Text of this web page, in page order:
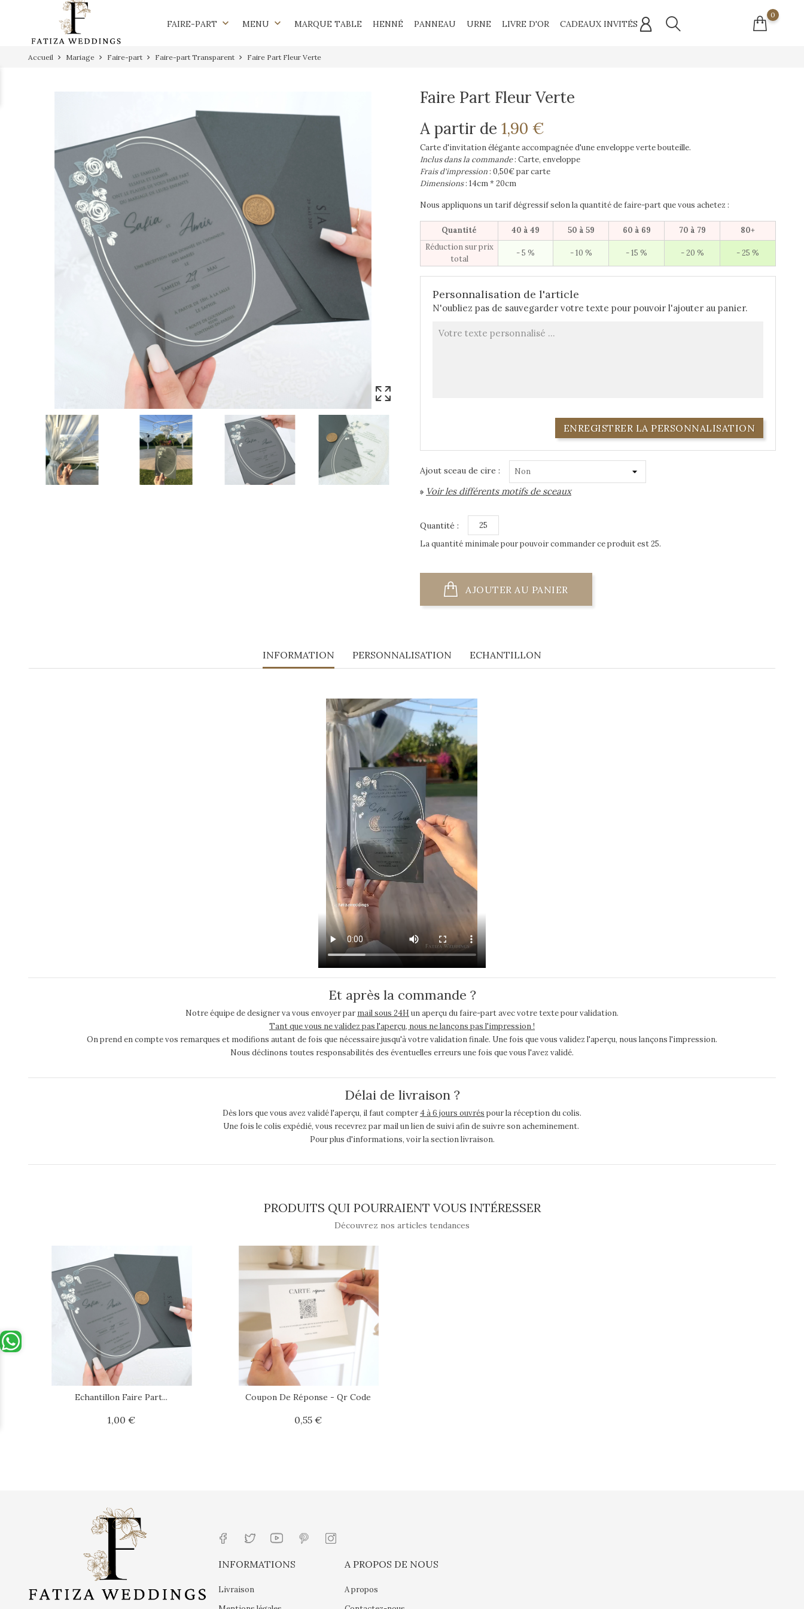
FAIRE-PART keyboard_arrow_down MENU keyboard_arrow_down MARQUE TABLE HENNÉ PANNEAU URNE LIVRE D'OR CADEAUX INVITÉS
0
Accueil Mariage Faire-part Faire-part Transparent Faire Part Fleur Verte
Faire Part Fleur Verte
A partir de 1,90 €
Carte d'invitation élégante accompagnée d'une enveloppe verte bouteille.
Inclus dans la commande: Carte, enveloppe
Frais d'impression: 0,50€ par carte
Dimensions: 14cm * 20cm
Nous appliquons un tarif dégressif selon la quantité de faire-part que vous achetez :
Quantité 40 à 49 50 à 59 60 à 69 70 à 79
80+
Réduction sur prix
total
- 5 % - 10 % - 15 % - 20 % - 25 %
Personnalisation de l'article
N'oubliez pas de sauvegarder votre texte pour pouvoir l'ajouter au panier.
ENREGISTRER LA PERSONNALISATION
Ajout sceau de cire :
» Voir les différents motifs de sceaux
Quantité :
La quantité minimale pour pouvoir commander ce produit est 25.
AJOUTER AU PANIER
INFORMATION PERSONNALISATION ECHANTILLON
Et après la commande ?
Notre équipe de designer va vous envoyer par mail sous 24H un aperçu du faire-part avec votre texte pour validation.
Tant que vous ne validez pas l'aperçu, nous ne lançons pas l'impression !
On prend en compte vos remarques et modifions autant de fois que nécessaire jusqu'à votre validation finale. Une fois que vous validez l'aperçu, nous lançons l'impression.
Nous déclinons toutes responsabilités des éventuelles erreurs une fois que vous l'avez validé.
Délai de livraison ?
Dès lors que vous avez validé l'aperçu, il faut compter4 à 6 jours ouvrés pour la réception du colis.
Une fois le colis expédié, vous recevrez par mail un lien de suivi afin de suivre son acheminement.
Pour plus d'informations, voir la section livraison.
PRODUITS QUI POURRAIENT VOUS INTÉRESSER
Découvrez nos articles tendances
Echantillon Faire Part...
1,00 €
Coupon De Réponse - Qr Code
0,55 €
INFORMATIONS
Livraison
A PROPOS DE NOUS
A propos